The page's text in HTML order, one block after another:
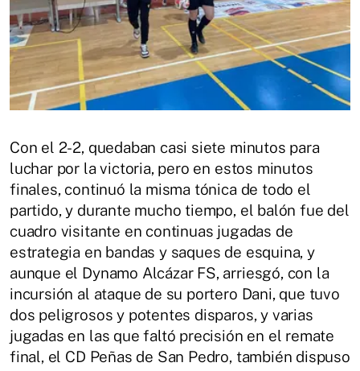
Con el 2-2, quedaban casi siete minutos para
luchar por la victoria, pero en estos minutos
finales, continuó la misma tónica de todo el
partido, y durante mucho tiempo, el balón fue del
cuadro visitante en continuas jugadas de
estrategia en bandas y saques de esquina, y
aunque el Dynamo Alcázar FS, arriesgó, con la
incursión al ataque de su portero Dani, que tuvo
dos peligrosos y potentes disparos, y varias
jugadas en las que faltó precisión en el remate
final, el CD Peñas de San Pedro, también dispuso